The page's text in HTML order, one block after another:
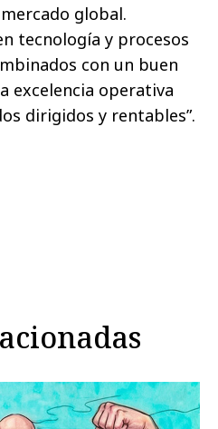
global.
tecnología y procesos
con un buen
excelencia operativa
dirigidos y rentables”.